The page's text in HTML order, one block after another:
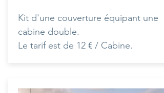
Kit d'une couverture équipant une
cabine double.
Le tarif est de 12 € / Cabine.